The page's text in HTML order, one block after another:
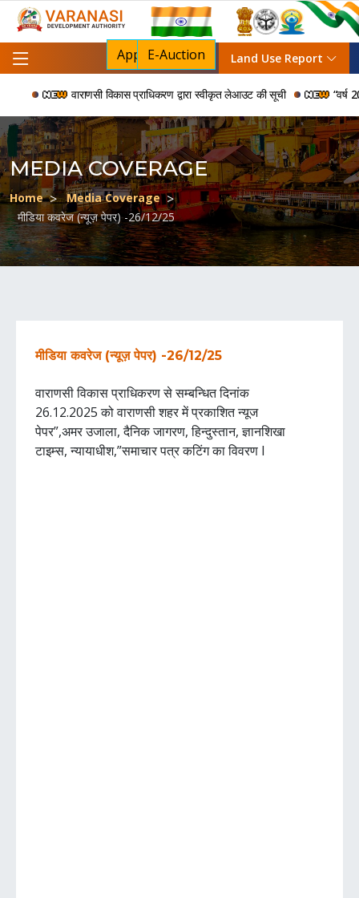
Apply For NOC
E-Auction Land Use Report
वाराणसी विकास प्राधिकरण द्वारा स्वीकृत लेआउट की सूची “वर्ष
MEDIA COVERAGE
Home
Media Coverage
मीडिया कवरेज (न्यूज़ पेपर) -26/12/25
मीडिया कवरेज (न्यूज़ पेपर) -26/12/25
वाराणसी विकास प्राधिकरण से सम्बन्धित दिनांक
26.12.2025 को वाराणसी शहर में प्रकाशित न्यूज
पेपर”,अमर उजाला, दैनिक जागरण, हिन्दुस्तान, ज्ञानशिखा
टाइम्स, न्यायाधीश,”समाचार पत्र कटिंग का विवरण I